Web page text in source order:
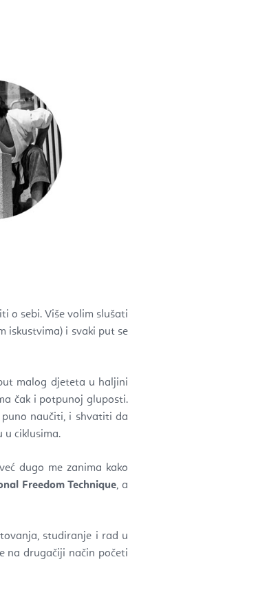
o sebi. Više volim slušati
iskustvima) i svaki put se
malog djeteta u haljini
čak i potpunoj gluposti.
puno naučiti, i shvatiti da
u ciklusima.
dugo me zanima kako
Freedom Technique, a
studiranje i rad u
na drugačiji način početi